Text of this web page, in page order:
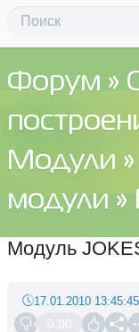
Форум »
Модули »
модули »
Модуль
0.00
17.01.2010 13:45:45